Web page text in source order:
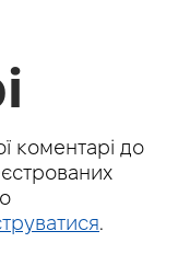
коментарі до
.